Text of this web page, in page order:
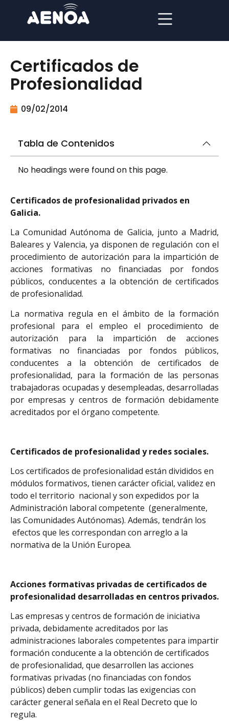
Certificados de
Profesionalidad
09/02/2014
Tabla de Contenidos
No headings were found on this page.
Certificados de profesionalidad privados en
Galicia.
La Comunidad Autónoma de Galicia, junto a Madrid,
Baleares y Valencia, ya disponen de regulación con el
procedimiento de autorización para la impartición de
acciones formativas no financiadas por fondos
públicos, conducentes a la obtención de certificados
de profesionalidad.
La normativa regula en el ámbito de la formación
profesional para el empleo el procedimiento de
autorización para la impartición de acciones
formativas no financiadas por fondos públicos,
conducentes a la obtención de certificados de
profesionalidad, para la formación de las personas
trabajadoras ocupadas y desempleadas, desarrolladas
por empresas y centros de formación debidamente
acreditados por el órgano competente.
Certificados de profesionalidad y redes sociales.
Los certificados de profesionalidad están divididos en
módulos formativos, tienen carácter oficial, validez en
todo el territorio nacional y son expedidos por la
Administración laboral competente (generalmente,
las Comunidades Autónomas). Además, tendrán los
efectos que les correspondan con arreglo a la
normativa de la Unión Europea.
Acciones formativas privadas de certificados de
profesionalidad desarrolladas en centros privados.
Las empresas y centros de formación de iniciativa
privada, debidamente acreditados por las
administraciones laborales competentes para impartir
formación conducente a la obtención de certificados
de profesionalidad, que desarrollen las acciones
formativas privadas (no financiadas con fondos
públicos) deben cumplir todas las exigencias con
carácter general señala en el Real Decreto que lo
regula.